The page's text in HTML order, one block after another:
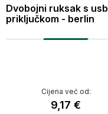
Dvobojni ruksak s usb
priključkom - berlin
Cijena već od:
9,17 €